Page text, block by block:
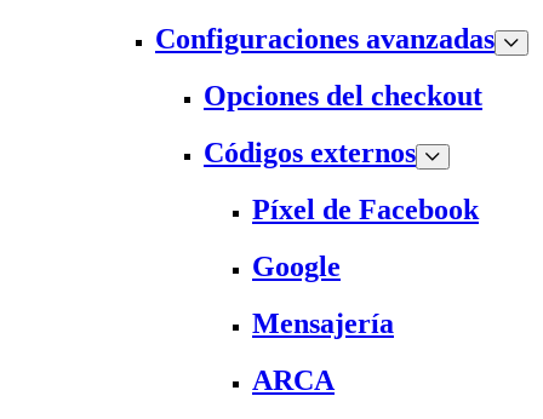
Configuraciones avanzadas
Opciones del checkout
Códigos externos
Píxel de Facebook
Google
Mensajería
ARCA